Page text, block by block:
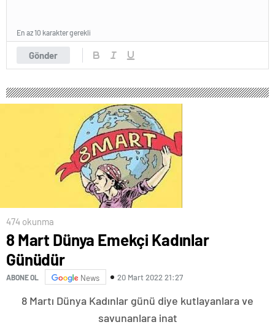
Gönder
En az 10 karakter gerekli
474 okunma
8 Mart Dünya Emekçi Kadınlar
Günüdür
ABONE OL News 20 Mart 2022 21:27
8 Martı Dünya Kadınlar günü diye kutlayanlara ve
savunanlara inat